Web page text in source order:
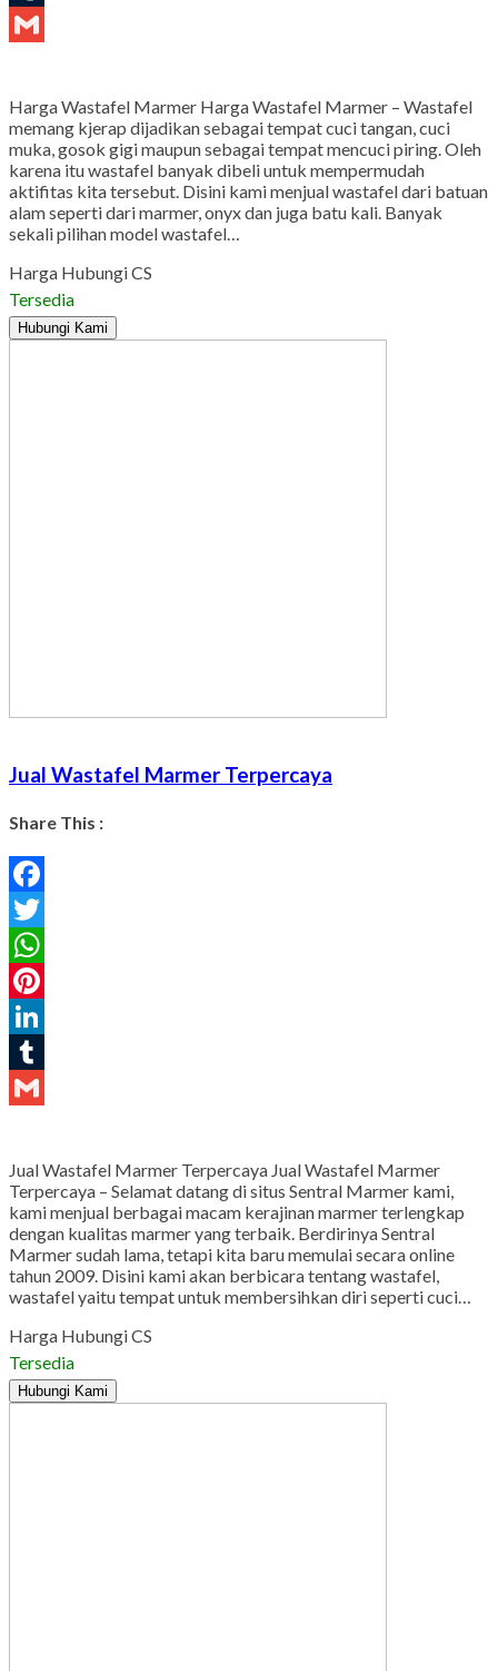
Tumblr
Harga Wastafel Marmer Harga Wastafel Marmer – Wastafel
memang kjerap dijadikan sebagai tempat cuci tangan, cuci
muka, gosok gigi maupun sebagai tempat mencuci piring. Oleh
karena itu wastafel banyak dibeli untuk mempermudah
aktifitas kita tersebut. Disini kami menjual wastafel dari batuan
alam seperti dari marmer, onyx dan juga batu kali. Banyak
sekali pilihan model wastafel…
Harga Hubungi CS
Tersedia
Hubungi Kami
Jual Wastafel Marmer Terpercaya
Share This :
Facebook
Twitter
WhatsApp
Pinterest
LinkedIn
Tumblr
Jual Wastafel Marmer Terpercaya Jual Wastafel Marmer
Terpercaya – Selamat datang di situs Sentral Marmer kami,
kami menjual berbagai macam kerajinan marmer terlengkap
dengan kualitas marmer yang terbaik. Berdirinya Sentral
Marmer sudah lama, tetapi kita baru memulai secara online
tahun 2009. Disini kami akan berbicara tentang wastafel,
wastafel yaitu tempat untuk membersihkan diri seperti cuci…
Harga Hubungi CS
Tersedia
Hubungi Kami